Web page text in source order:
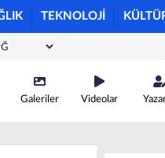
TEKNOLOJİ
Galeriler Videolar